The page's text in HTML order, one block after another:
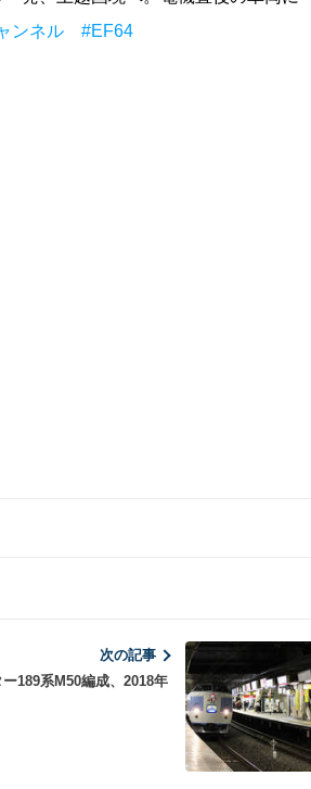
ンネル
#EF64
次の記事
189系M50編成、2018年